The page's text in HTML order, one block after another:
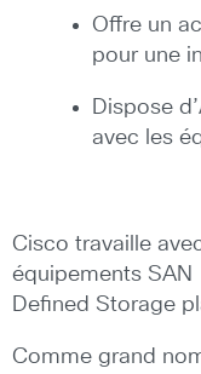
Offre un
pour une
Dispose
avec les
Cisco travaille
équipements
Defined Storage
Comme grand